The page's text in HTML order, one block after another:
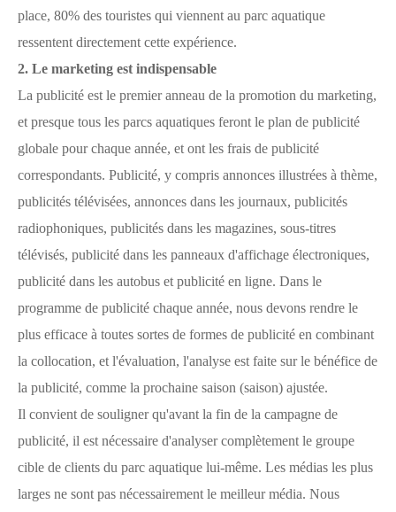
place, 80% des touristes qui viennent au parc aquatique
ressentent directement cette expérience.
2. Le marketing est indispensable
La publicité est le premier anneau de la promotion du marketing,
et presque tous les parcs aquatiques feront le plan de publicité
globale pour chaque année, et ont les frais de publicité
correspondants. Publicité, y compris annonces illustrées à thème,
publicités télévisées, annonces dans les journaux, publicités
radiophoniques, publicités dans les magazines, sous-titres
télévisés, publicité dans les panneaux d'affichage électroniques,
publicité dans les autobus et publicité en ligne. Dans le
programme de publicité chaque année, nous devons rendre le
plus efficace à toutes sortes de formes de publicité en combinant
la collocation, et l'évaluation, l'analyse est faite sur le bénéfice de
la publicité, comme la prochaine saison (saison) ajustée.
Il convient de souligner qu'avant la fin de la campagne de
publicité, il est nécessaire d'analyser complètement le groupe
cible de clients du parc aquatique lui-même. Les médias les plus
larges ne sont pas nécessairement le meilleur média. Nous